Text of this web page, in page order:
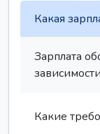
Какая
Зарплата
Какие